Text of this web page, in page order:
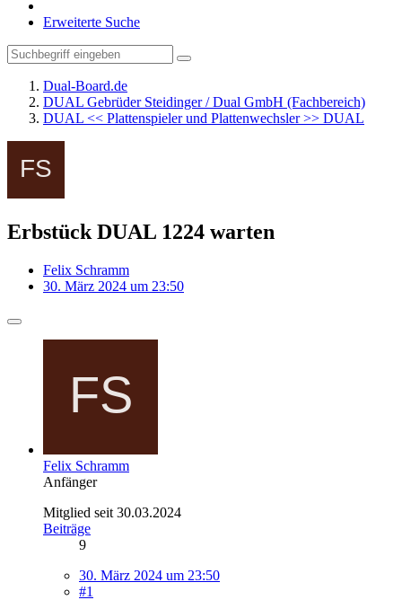
Erweiterte Suche
Dual-Board.de
DUAL Gebrüder Steidinger / Dual GmbH (Fachbereich)
DUAL << Plattenspieler und Plattenwechsler >> DUAL
Erbstück DUAL 1224 warten
Felix Schramm
30. März 2024 um 23:50
Felix Schramm
Anfänger
Mitglied seit 30.03.2024
Beiträge
9
30. März 2024 um 23:50
#1